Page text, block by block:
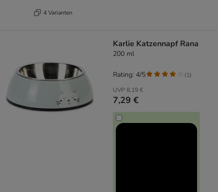
4 Varianten
Karlie Katzennapf Rana
200 ml
UVP 8,19 €
7,29 €
Rating: 4/5 (1)